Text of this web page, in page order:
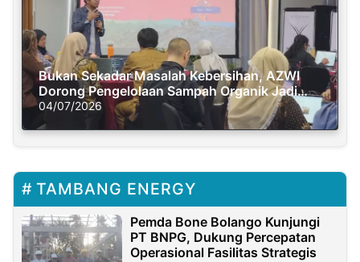
Bukan Sekadar Masalah Kebersihan, AZWI
Dorong Pengelolaan Sampah Organik Jadi
Solusi Krisis Iklim
04/07/2026
TAMBANG ENERGY
Pemda Bone Bolango Kunjungi
PT BNPG, Dukung Percepatan
Operasional Fasilitas Strategis